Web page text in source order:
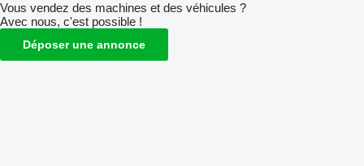
Vous vendez des machines et des véhicules ?
Avec nous, c'est possible !
Déposer une annonce